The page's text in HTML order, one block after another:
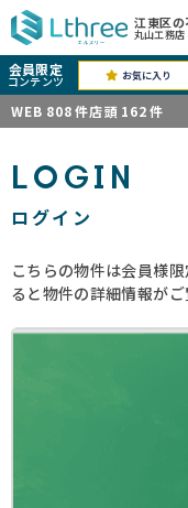
江東区の
丸山工務店
会員限定
コンテンツ お気に入り
WEB 808件店頭 162 件
LOGIN
ログイン
こちらの物件は会員様
ると物件の詳細情報がご